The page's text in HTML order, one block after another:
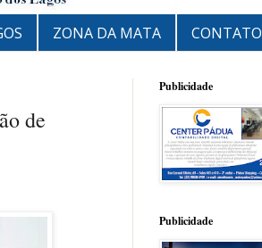
ZONA DA MATA CONTATO
de
Publicidade
Publicidade